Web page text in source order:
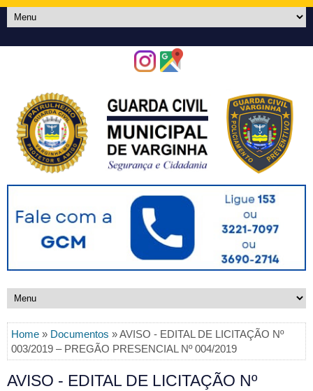
Home » Documentos » AVISO - EDITAL DE LICITAÇÃO Nº
003/2019 – PREGÃO PRESENCIAL Nº 004/2019
AVISO - EDITAL DE LICITAÇÃO Nº